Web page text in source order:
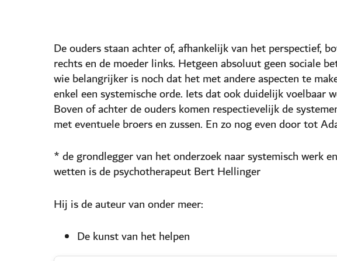
De ouders staan achter of, afhankelijk van het perspectief,
rechts en de moeder links. Hetgeen absoluut geen sociale
wie belangrijker is noch dat het met andere aspecten te
enkel een systemische orde. Iets dat ook duidelijk voelbaar
Boven of achter de ouders komen respectievelijk de
met eventuele broers en zussen. En zo nog even door tot
* de grondlegger van het onderzoek naar systemisch werk
wetten is de psychotherapeut Bert Hellinger
Hij is de auteur van onder meer:
De kunst van het helpen